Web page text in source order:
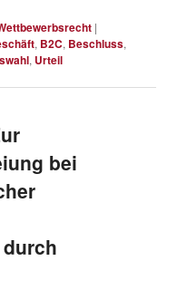
|
, B2C, Beschluss,
, Urteil
bei